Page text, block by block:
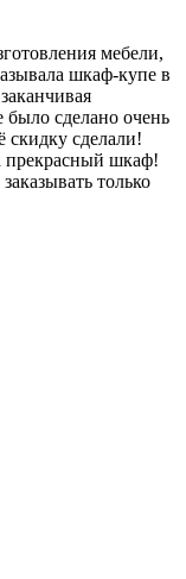
мебели,
шкаф-купе в
сделано очень
скидку сделали!
прекрасный шкаф!
только